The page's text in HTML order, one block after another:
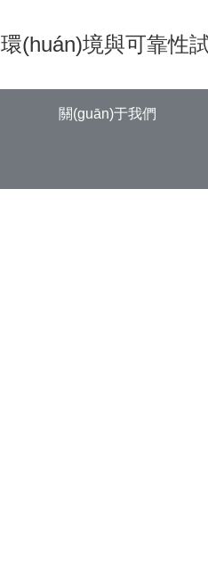
環(huán)境與可靠性
關(guān)于我們